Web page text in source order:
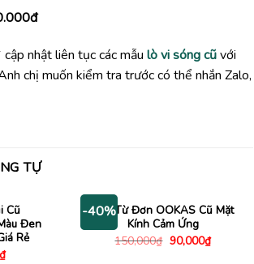
nhật liên tục các mẫu lò vi sóng cũvới
chị muốn kiểm tra trước có thể nhắn Zalo,
TỰ
Cũ
Đen
Rẻ
₫
-40%
Bếp Từ Đơn OOKAS Cũ Mặt
Kính Cảm Ứng
150,000₫ Giá
gốc
90,000₫Giá
hiện